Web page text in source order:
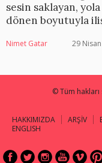
sesin saklayan,
dönen boyutuyla
Nimet Gatar 29
© Tüm
HAKKIMIZDA ARŞİV
ENGLISH